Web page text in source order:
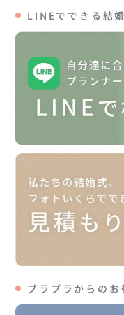
LINEでできる結
ブラプラからのお